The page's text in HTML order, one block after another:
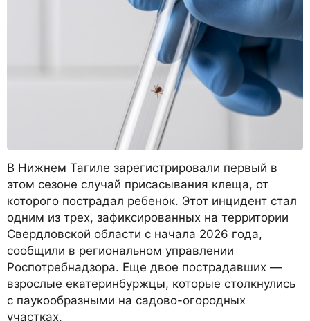
В Нижнем Тагиле зарегистрировали первый в
этом сезоне случай присасывания клеща, от
которого пострадал ребенок. Этот инцидент стал
одним из трех, зафиксированных на территории
Свердловской области с начала 2026 года,
сообщили в региональном управлении
Роспотребнадзора. Еще двое пострадавших —
взрослые екатеринбуржцы, которые столкнулись
с паукообразными на садово-огородных
участках.